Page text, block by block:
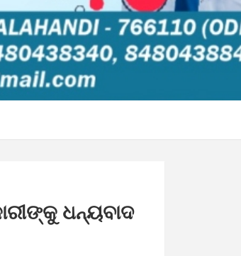
ଧନ୍ୟବାଦ